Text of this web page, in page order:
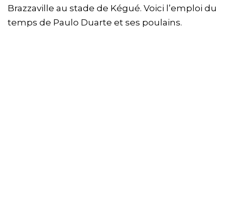
Brazzaville au stade de Kégué. Voici l’emploi du
temps de Paulo Duarte et ses poulains.